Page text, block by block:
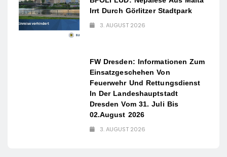
Irrt Durch Görlitzer Stadtpark
3. AUGUST 2026
FW Dresden: Informationen Zum
Einsatzgeschehen Von
Feuerwehr Und Rettungsdienst
In Der Landeshauptstadt
Dresden Vom 31. Juli Bis
02.August 2026
3. AUGUST 2026